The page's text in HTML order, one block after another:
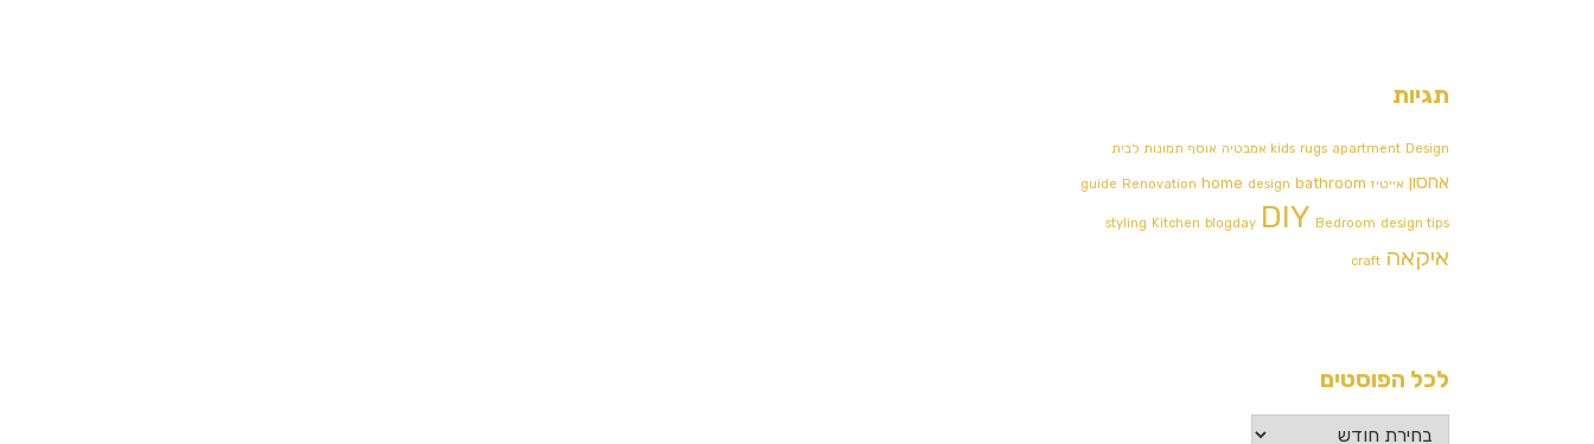
תגיות
kids rugs apartment Design אמבטיה אוסף תמונות לבית
אחסון אייטיז guide Renovation home design bathroom
styling Kitchen blogday DIY Bedroom design tips
איקאה craft
לכל הפוסטים
לכל